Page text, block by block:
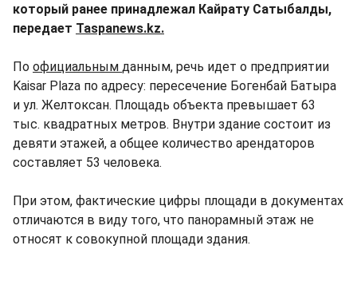
который ранее принадлежал Кайрату Сатыбалды,
передает Taspanews.kz.
По официальным данным, речь идет о предприятии
Kaisar Plaza по адресу: пересечение Богенбай Батыра
и ул. Желтоксан. Площадь объекта превышает 63
тыс. квадратных метров. Внутри здание состоит из
девяти этажей, а общее количество арендаторов
составляет 53 человека.
При этом, фактические цифры площади в документах
отличаются в виду того, что панорамный этаж не
относят к совокупной площади здания.